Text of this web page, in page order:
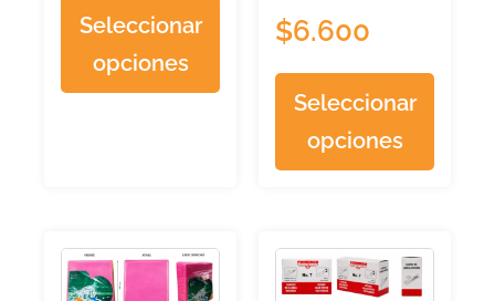
Seleccionar
opciones
$6.600
Seleccionar
opciones